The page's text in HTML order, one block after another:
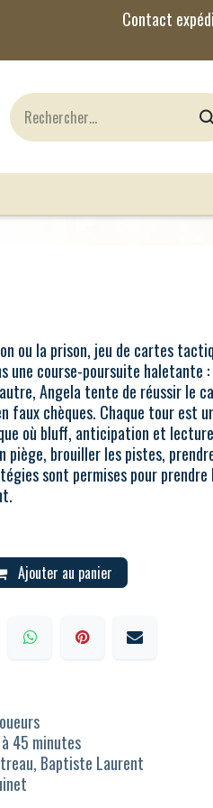
ou la prison, jeu de cartes
une course-poursuite haletante :
Angela tente de réussir le
faux chèques. Chaque tour est
où bluff, anticipation et
piège, brouiller les pistes,
sont permises pour prendre
Ajouter au panier
45 minutes
Baptiste Laurent